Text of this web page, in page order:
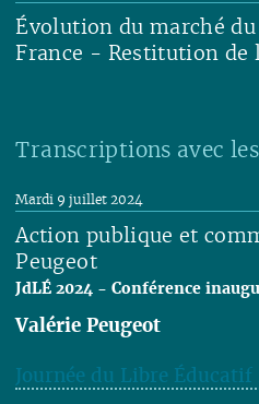
Évolution du marché
France - Restitution de
Transcriptions avec
Action publique et
Peugeot
JdLÉ 2024 - Conférence
Mardi 9 juillet 2024
Valérie Peugeot
Journée du Libre Éducatif